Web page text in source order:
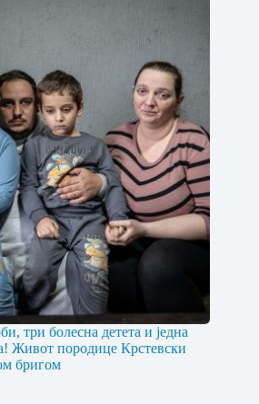
три болесна детета и једна
Живот породице Крстевски
бригом